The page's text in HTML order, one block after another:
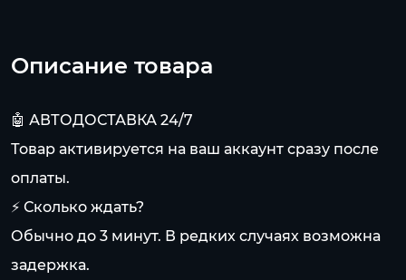
Описание товара
🤖 АВТОДОСТАВКА 24/7
Товар активируется на ваш аккаунт сразу после
оплаты.
⚡ Сколько ждать?
Обычно до 3 минут. В редких случаях возможна
задержка.